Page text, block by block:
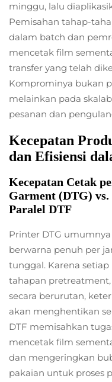
minggu, lalu
Pemisahan tahap-
dalam batch dan
mencetak film
transfer yang telah
Komprominya bukan
melainkan pada
pesanan dan
Kecepatan
dan Efisiensi
Kecepatan Cetak
Garment (DTG) vs.
Paralel DTF
Printer DTG
berwarna penuh per
tunggal. Karena
tahapan
secara berurutan,
akan menghentikan
DTF memisahkan
mencetak film
dan mengeringkan
pakaian untuk proses